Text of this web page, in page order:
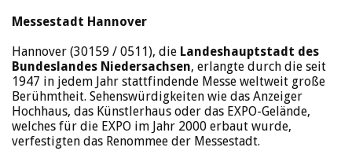
Messestadt Hannover
Hannover (30159 / 0511), die Landeshauptstadt des
Bundeslandes Niedersachsen, erlangte durch die seit
1947 in jedem Jahr stattfindende Messe weltweit große
Berühmtheit. Sehenswürdigkeiten wie das Anzeiger
Hochhaus, das Künstlerhaus oder das EXPO-Gelände,
welches für die EXPO im Jahr 2000 erbaut wurde,
verfestigten das Renommee der Messestadt.